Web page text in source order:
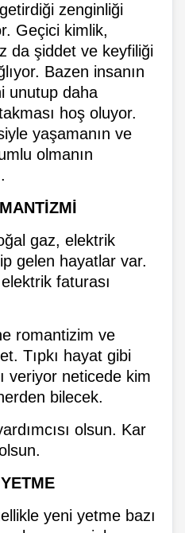
zenginliği
Geçici kimlik,
da şiddet ve keyfiliği
Bazen insanın
unutup daha
hoş oluyor.
yaşamanın ve
olmanın
gaz, elektrik
gelen hayatlar var.
faturası
romantizim ve
Tıpkı hayat gibi
veriyor neticede kim
bilecek.
olsun. Kar
yeni yetme bazı